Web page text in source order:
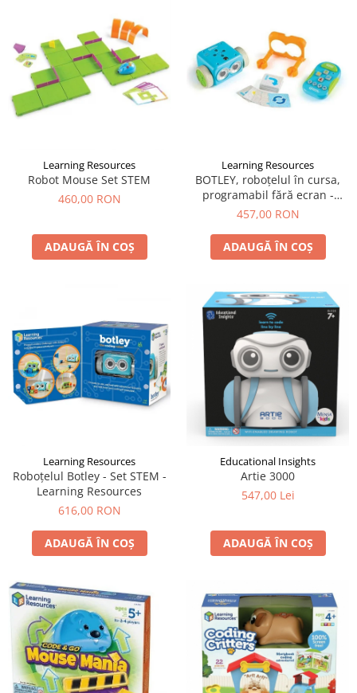
LEGO Creator Expert
LEGO Architecture
LEGO Ideas
LEGO Speed Champions
Learning Resources
Robot Mouse Set STEM
460,00 RON
ADAUGĂ ÎN COȘ
Learning Resources
BOTLEY, roboțelul în cursa,
programabil fără ecran -
Learning Resources
457,00 RON
ADAUGĂ ÎN COȘ
Learning Resources
Roboțelul Botley - Set STEM -
Learning Resources
616,00 RON
ADAUGĂ ÎN COȘ
Educational Insights
Artie 3000
547,00 Lei
ADAUGĂ ÎN COȘ